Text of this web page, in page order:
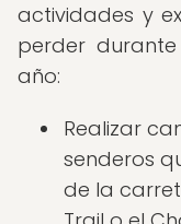
actividades y
perder
año:
Realizar
senderos
de la